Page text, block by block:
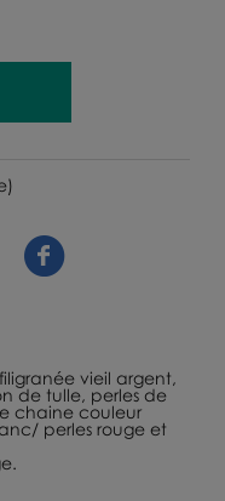
vieil argent,
de tulle, perles de
chaine couleur
perles rouge et